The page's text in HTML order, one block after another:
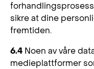
sikre at dine
fremtiden.
6.4 Noen av våre
medieplattformer